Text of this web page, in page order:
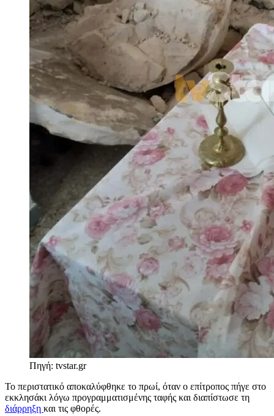
Πηγή: tvstar.gr
Το περιστατικό αποκαλύφθηκε το πρωί, όταν ο επίτροπος πήγε στο
εκκλησάκι λόγω προγραμματισμένης ταφής και διαπίστωσε τη
διάρρηξη και τις φθορές.